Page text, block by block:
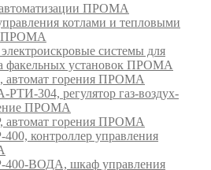
ПРОМА
котлами и тепловыми
ПРОМА
системы для
факельных установок ПРОМА
горения ПРОМА
304, регулятор газ-воздух-
ПРОМА
горения ПРОМА
контроллер управления
ВОДА, шкаф управления